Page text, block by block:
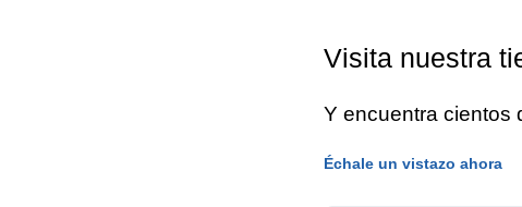
Visita nuestra
Y encuentra cientos
Échale un vistazo ahora